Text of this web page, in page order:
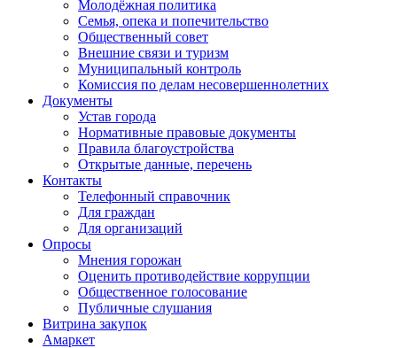
Молодёжная политика
Семья, опека и попечительство
Общественный совет
Внешние связи и туризм
Муниципальный контроль
Комиссия по делам несовершеннолетних
Документы
Устав города
Нормативные правовые документы
Правила благоустройства
Открытые данные, перечень
Контакты
Телефонный справочник
Для граждан
Для организаций
Опросы
Мнения горожан
Оценить противодействие коррупции
Общественное голосование
Публичные слушания
Витрина закупок
Амаркет